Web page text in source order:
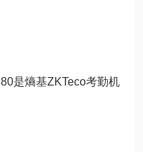
是熵基ZKTeco考勤机